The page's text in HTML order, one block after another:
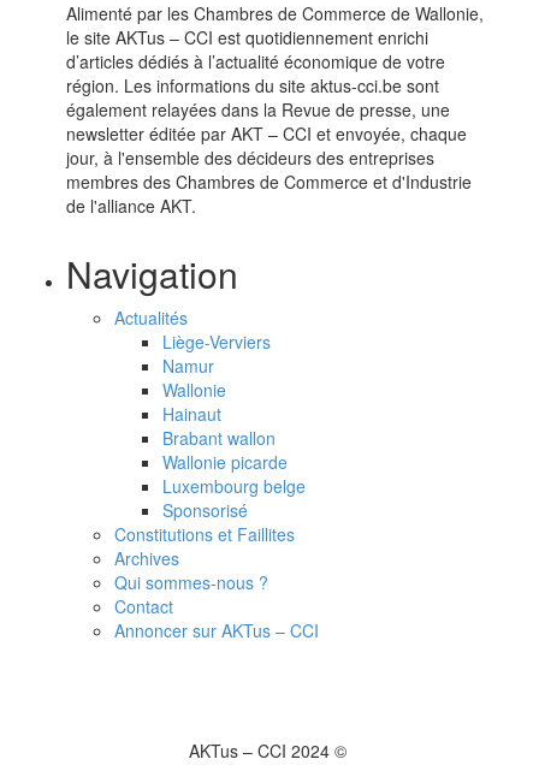
Alimenté par les Chambres de Commerce de Wallonie,
le site AKTus – CCI est quotidiennement enrichi
d’articles dédiés à l’actualité économique de votre
région. Les informations du site aktus-cci.be sont
également relayées dans la Revue de presse, une
newsletter éditée par AKT – CCI et envoyée, chaque
jour, à l'ensemble des décideurs des entreprises
membres des Chambres de Commerce et d'Industrie
de l'alliance AKT.
Navigation
Actualités
Liège-Verviers
Namur
Wallonie
Hainaut
Brabant wallon
Wallonie picarde
Luxembourg belge
Sponsorisé
Constitutions et Faillites
Archives
Qui sommes-nous ?
Contact
Annoncer sur AKTus – CCI
AKTus – CCI 2024 ©